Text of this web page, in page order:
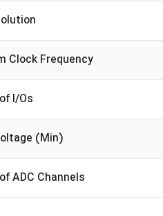
Clock Frequency
I/Os
(Min)
ADC Channels